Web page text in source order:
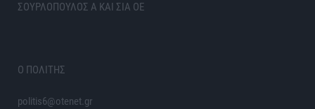
ΣΟΥΡΛΟΠΟΥΛΟΣ Α ΚΑΙ ΣΙΑ ΟΕ
Ο ΠΟΛΙΤΗΣ
politis6@otenet.gr